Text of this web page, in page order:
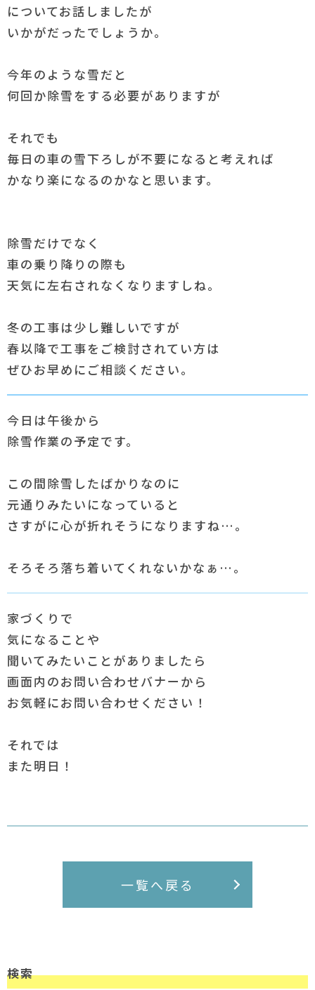
についてお話しましたが
いかがだったでしょうか。
今年のような雪だと
何回か除雪をする必要がありますが
それでも
毎日の車の雪下ろしが不要になると考えれば
かなり楽になるのかなと思います。
除雪だけでなく
車の乗り降りの際も
天気に左右されなくなりますしね。
冬の工事は少し難しいですが
春以降で工事をご検討されてい方は
ぜひお早めにご相談ください。
今日は午後から
除雪作業の予定です。
この間除雪したばかりなのに
元通りみたいになっていると
さすがに心が折れそうになりますね…。
そろそろ落ち着いてくれないかなぁ…。
家づくりで
気になることや
聞いてみたいことがありましたら
画面内のお問い合わせバナーから
お気軽にお問い合わせください！
それでは
また明日！
一覧へ戻る
検索